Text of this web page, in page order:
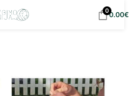
eur!
00.00€